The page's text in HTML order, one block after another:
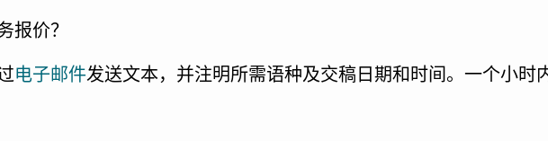
报价？
电子邮件发送文本，并注明所需语种及交稿日期和时间。一个小